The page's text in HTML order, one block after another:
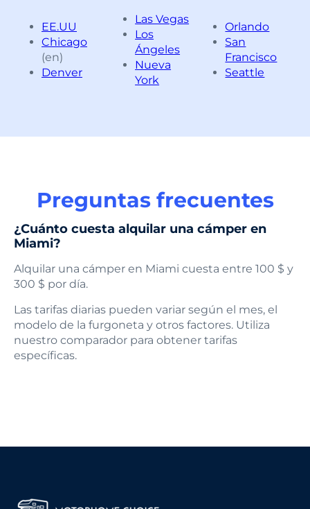
EE.UU
Chicago
(en)
Denver
Las Vegas
Los
Ángeles
Nueva
York
Orlando
San
Francisco
Seattle
Preguntas frecuentes
¿Cuánto cuesta alquilar una cámper en
Miami?
Alquilar una cámper en Miami cuesta entre 100 $ y
300 $ por día.
Las tarifas diarias pueden variar según el mes, el
modelo de la furgoneta y otros factores. Utiliza
nuestro comparador para obtener tarifas
específicas.